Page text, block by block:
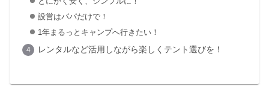
設営はパパだけで！
1年まるっとキャンプへ行きたい！
レンタルなど活用しながら楽しくテント選びを！